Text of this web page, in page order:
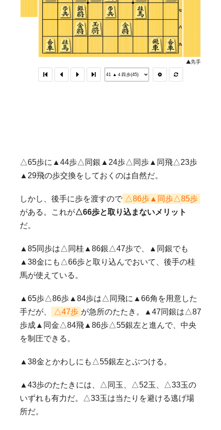
△65歩に▲44歩△同銀▲24歩△同歩▲同飛△23歩
▲29飛の歩交換をしておくのは自然だ。
しかし、後手に歩を渡すので △86歩▲同歩△85歩
がある。これが△66歩と取り込まないメリット
だ。
▲85同歩は△同桂▲86銀△47歩で、▲同銀でも
▲38金にも△66歩と取り込んでおいて、後手の桂
馬が使えている。
▲65歩△86歩▲84歩は△同飛に▲66角を用意した
手だが、
△47歩 が急所のたたき。▲47同銀は△87
歩成▲同金△84飛▲86歩△55銀左と進んで、中央
を制圧できる。
▲38金とかわしにも△55銀左とぶつける。
▲43歩のたたきには、△同玉、△52玉、△33玉の
いずれも有力だ。△33玉は当たりを避ける逃げ場
所だ。